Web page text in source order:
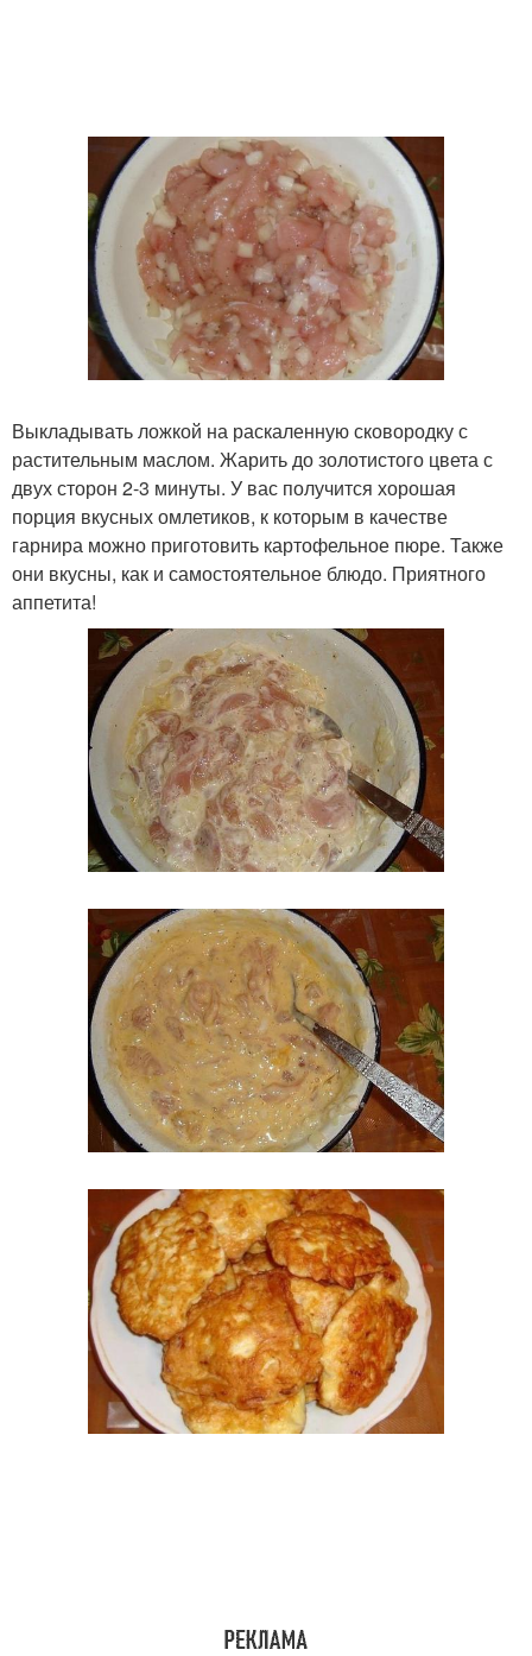
Выкладывать ложкой на раскаленную сковородку с
растительным маслом. Жарить до золотистого цвета с
двух сторон 2-3 минуты. У вас получится хорошая
порция вкусных омлетиков, к которым в качестве
гарнира можно приготовить картофельное пюре. Также
они вкусны, как и самостоятельное блюдо. Приятного
аппетита!